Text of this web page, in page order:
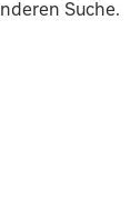
Suche.